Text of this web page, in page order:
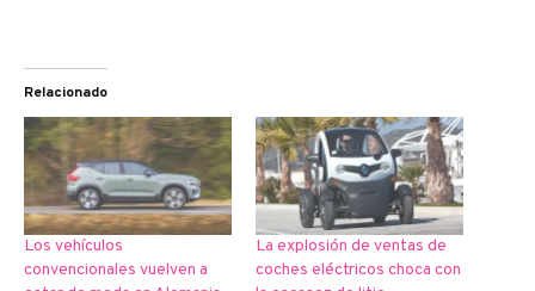
Relacionado
Los vehículos
convencionales vuelven a
La explosión de ventas de
coches eléctricos choca con